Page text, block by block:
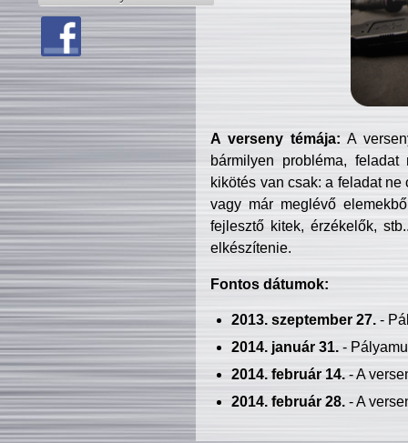
A verseny témája: A
bármilyen probléma, feladat
kikötés van csak: a feladat
vagy már meglévő
fejlesztő kitek, érzékelők,
elkészítenie.
Fontos dátumok:
2013. szeptember 27.-
2014. január 31.-
2014. február 14.- A
2014. február 28.- A